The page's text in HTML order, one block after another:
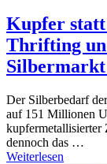
Kupfer
Thrifting
Silbermarkt
Der Silberbedarf
auf 151 Millionen
kupfermetallisierter
dennoch das …
Weiterlesen